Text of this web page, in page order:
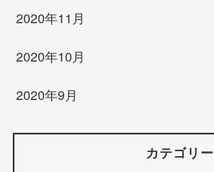
2020年11月
2020年10月
2020年9月
カテゴリー